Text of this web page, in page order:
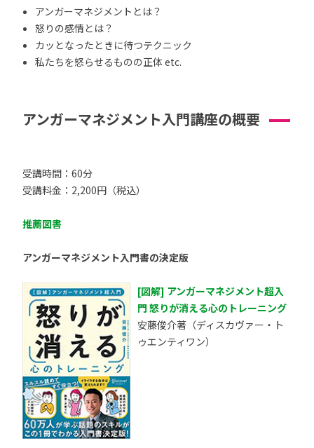
アンガーマネジメントとは？
怒りの感情とは？
カッとなったときに待つテクニック
私たちを怒らせるものの正体 etc.
アンガーマネジメント入門講座の概要
受講時間：60分
受講料金：2,200円（税込）
推薦図書
アンガーマネジメント入門書の決定版
[図解] アンガーマネジメント超入
門 怒りが消える心のトレーニング
安藤俊介著（ディスカヴァー・ト
ゥエンティワン）